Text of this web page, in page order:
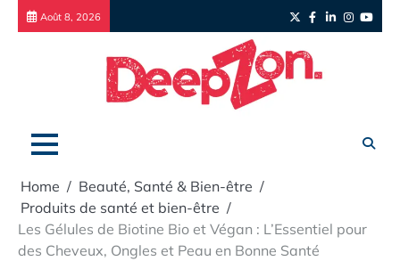
Skip
Août 8, 2026 Twitter
Facebook
LinkedIn
Home
Beauté, Santé & Bien-être
Produits de santé et bien-être
Les Gélules de Biotine Bio et Végan : L’Essentiel pour
des Cheveux, Ongles et Peau en Bonne Santé